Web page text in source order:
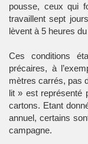
pousse, ceux qui
travaillent sept
lèvent à 5 heures
Ces conditions
précaires, à
mètres carrés, pas
lit » est représenté
cartons. Etant
annuel, certains
campagne.